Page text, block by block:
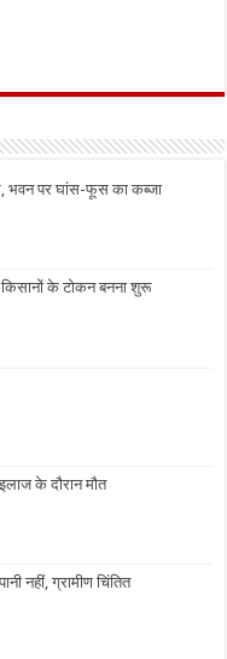
भवन पर घांस-फूस का कब्जा
किसानों के टोकन बनना शुरू
के दौरान मौत
नहीं, ग्रामीण चिंतित